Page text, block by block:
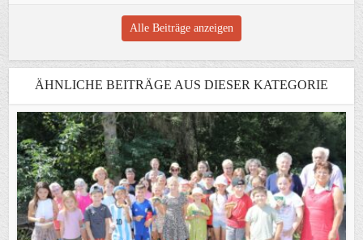
Alle Beiträge anzeigen
ÄHNLICHE BEITRÄGE AUS DIESER KATEGORIE